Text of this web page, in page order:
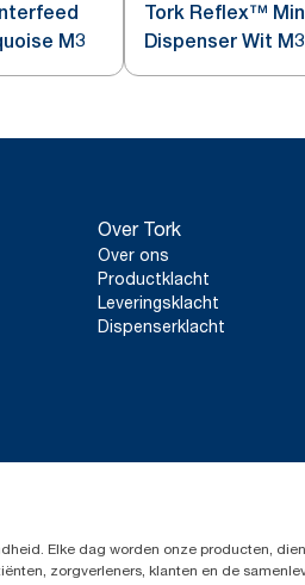
M3
Tork Reflex™
Dispenser Wit M3
Over Tork
Over ons
Productklacht
Leveringsklacht
Dispenserklacht
Elke dag worden onze producten,
zorgverleners, klanten en de